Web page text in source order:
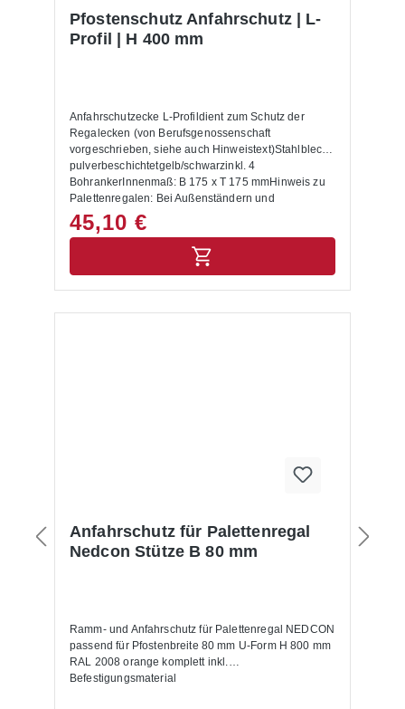
Pfostenschutz Anfahrschutz | L-
Profil | H 400 mm
Anfahrschutzecke L-Profildient zum Schutz der
Regalecken (von Berufsgenossenschaft
vorgeschrieben, siehe auch Hinweistext)Stahlblech
pulverbeschichtetgelb/schwarzinkl. 4
BohrankerInnenmaß: B 175 x T 175 mmHinweis zu
Palettenregalen: Bei Außenständern und
Durchfahrten sind Anfahrschutzecken anzubringen.
45,10 €
Anfahrschutz für Palettenregal
Nedcon Stütze B 80 mm
Ramm- und Anfahrschutz für Palettenregal NEDCON
passend für Pfostenbreite 80 mm U-Form H 800 mm
RAL 2008 orange komplett inkl.
Befestigungsmaterial